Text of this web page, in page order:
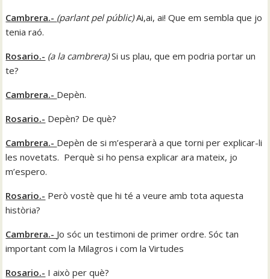
Cambrera.- (parlant pel públic)Ai,ai, ai! Que em sembla que jo
tenia raó.
Rosario.- (a la cambrera)Si us plau, que em podria portar un
te?
Cambrera.- Depèn.
Rosario.- Depèn? De què?
Cambrera.- Depèn de si m’esperarà a que torni per explicar-li
les novetats. Perquè si ho pensa explicar ara mateix, jo
m’espero.
Rosario.- Però vostè que hi té a veure amb tota aquesta
història?
Cambrera.- Jo sóc un testimoni de primer ordre. Sóc tan
important com la Milagros i com la Virtudes
Rosario.- I això per què?